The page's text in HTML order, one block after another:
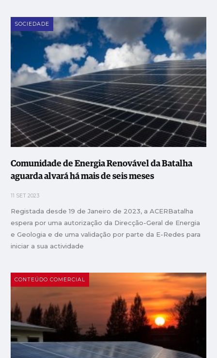
SOCIEDADE
Comunidade de Energia Renovável da Batalha
aguarda alvará há mais de seis meses
11 SET 2023
Registada desde 19 de Janeiro de 2023, a ACERBatalha
espera por uma autorização da Direcção-Geral de Energia
e Geologia e de uma validação por parte da E-Redes para
iniciar a sua actividade
CONTEÚDO COMERCIAL